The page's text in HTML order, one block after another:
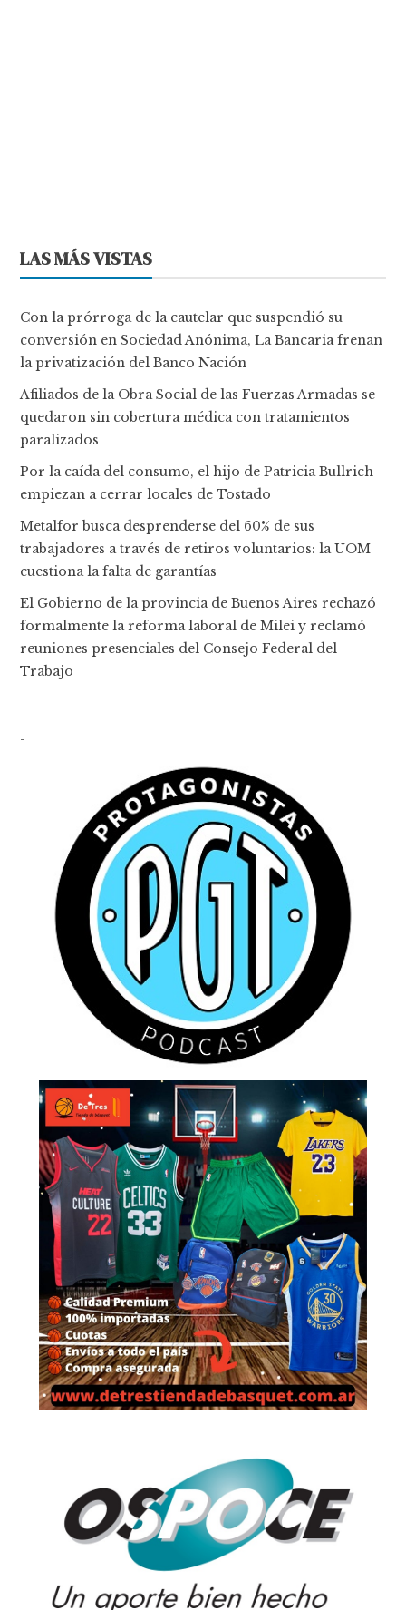
LAS MÁS VISTAS
Con la prórroga de la cautelar que suspendió su
conversión en Sociedad Anónima, La Bancaria frenan
la privatización del Banco Nación
Afiliados de la Obra Social de las Fuerzas Armadas se
quedaron sin cobertura médica con tratamientos
paralizados
Por la caída del consumo, el hijo de Patricia Bullrich
empiezan a cerrar locales de Tostado
Metalfor busca desprenderse del 60% de sus
trabajadores a través de retiros voluntarios: la UOM
cuestiona la falta de garantías
El Gobierno de la provincia de Buenos Aires rechazó
formalmente la reforma laboral de Milei y reclamó
reuniones presenciales del Consejo Federal del
Trabajo
-